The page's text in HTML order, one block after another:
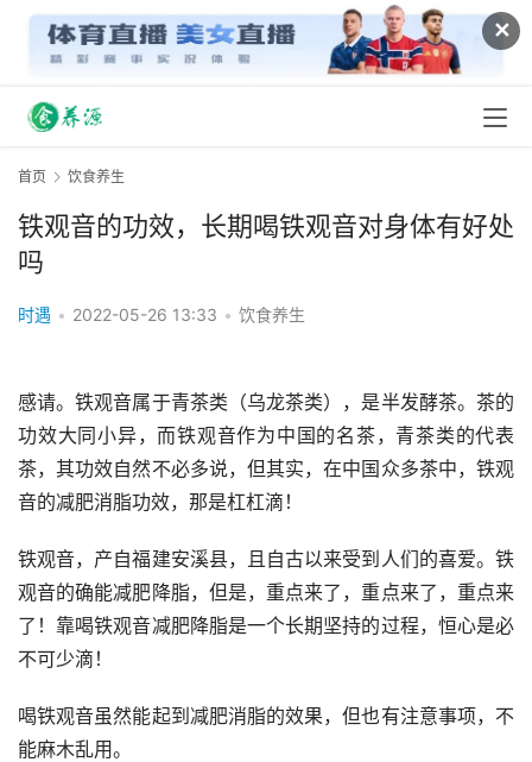
✕
首页 饮食养生
铁观音的功效，长期喝铁观音对身体有好处
吗
时遇 • 2022-05-26 13:33 • 饮食养生
感请。铁观音属于青茶类（乌龙茶类），是半发酵茶。茶的
功效大同小异，而铁观音作为中国的名茶，青茶类的代表
茶，其功效自然不必多说，但其实，在中国众多茶中，铁观
音的减肥消脂功效，那是杠杠滴！
铁观音，产自福建安溪县，且自古以来受到人们的喜爱。铁
观音的确能减肥降脂，但是，重点来了，重点来了，重点来
了！靠喝铁观音减肥降脂是一个长期坚持的过程，恒心是必
不可少滴！
喝铁观音虽然能起到减肥消脂的效果，但也有注意事项，不
能麻木乱用。